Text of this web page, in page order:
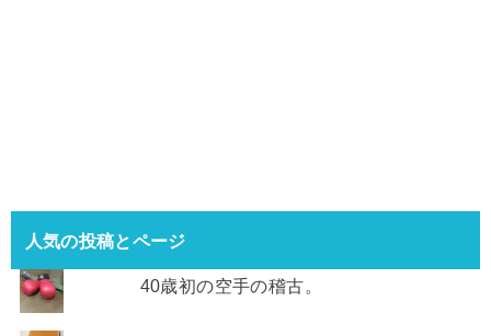
人気の投稿とページ
40歳初の空手の稽古。